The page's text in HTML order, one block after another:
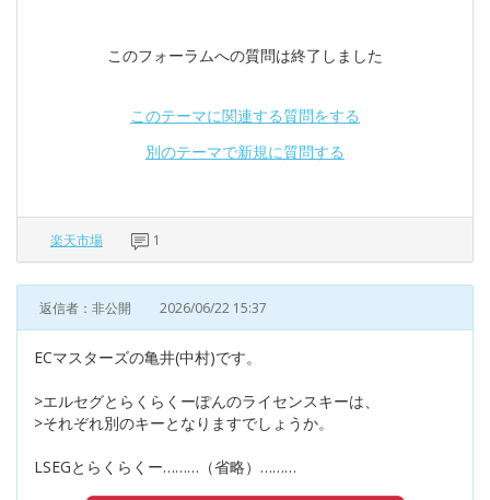
このフォーラムへの質問は終了しました
このテーマに関連する質問をする
別のテーマで新規に質問する
楽天市場 1
返信者：非公開 2026/06/22 15:37
ECマスターズの亀井(中村)です。
>エルセグとらくらくーぽんのライセンスキーは、
>それぞれ別のキーとなりますでしょうか。
LSEGとらくらくー………（省略）………